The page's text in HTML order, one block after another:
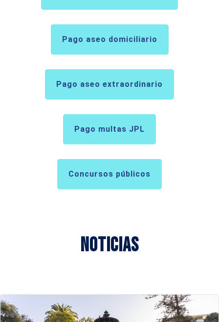
Pago aseo domiciliario
Pago aseo extraordinario
Pago multas JPL
Concursos públicos
Noticias